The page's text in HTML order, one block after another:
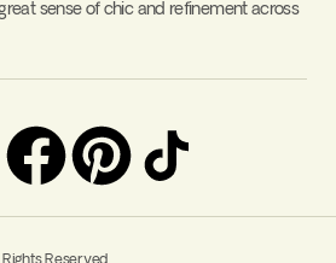
sense of chic and refinement across